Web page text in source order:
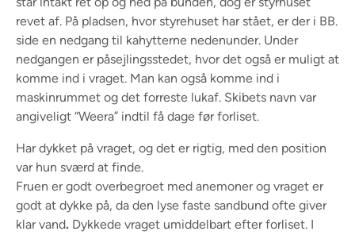
revet af. På pladsen, hvor styrehuset har stået, er der i BB.
side en nedgang til kahytterne nedenunder. Under
nedgangen er påsejlingsstedet, hvor det også er muligt at
komme ind i vraget. Man kan også komme ind i
maskinrummet og det forreste lukaf. Skibets navn var
angiveligt “Weera” indtil få dage før forliset.
Har dykket på vraget, og det er rigtig, med den position
var hun sværd at finde.
Fruen er godt overbegroet med anemoner og vraget er
godt at dykke på, da den lyse faste sandbund ofte giver
klar vand. Dykkede vraget umiddelbart efter forliset. I